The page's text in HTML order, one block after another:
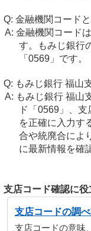
金融機関コード
金融機関コード
す。もみじ銀行
「0569」です。
もみじ銀行 福山
もみじ銀行 福山
ド「0569」、
を正確に入力す
合や統廃合によ
に最新情報を確
支店コード確認に役
支店コードの調
支店コードの意味